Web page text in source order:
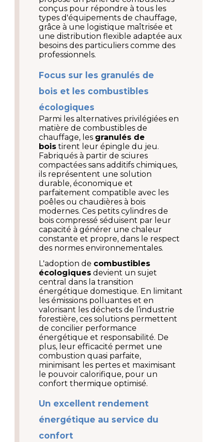
conçus pour répondre à tous les
types d'équipements de chauffage,
grâce à une logistique maîtrisée et
une distribution flexible adaptée aux
besoins des particuliers comme des
professionnels.
Focus sur les granulés de
bois et les combustibles
écologiques
Parmi les alternatives privilégiées en
matière de combustibles de
chauffage, les granulés de
bois tirent leur épingle du jeu.
Fabriqués à partir de sciures
compactées sans additifs chimiques,
ils représentent une solution
durable, économique et
parfaitement compatible avec les
poêles ou chaudières à bois
modernes. Ces petits cylindres de
bois compressé séduisent par leur
capacité à générer une chaleur
constante et propre, dans le respect
des normes environnementales.
L'adoption de combustibles
écologiques devient un sujet
central dans la transition
énergétique domestique. En limitant
les émissions polluantes et en
valorisant les déchets de l’industrie
forestière, ces solutions permettent
de concilier performance
énergétique et responsabilité. De
plus, leur efficacité permet une
combustion quasi parfaite,
minimisant les pertes et maximisant
le pouvoir calorifique, pour un
confort thermique optimisé.
Un excellent rendement
énergétique au service du
confort